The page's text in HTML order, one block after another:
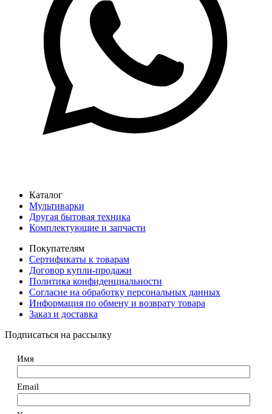
Каталог
Мультиварки
Другая бытовая техника
Комплектующие и запчасти
Покупателям
Сертификаты к товарам
Договор купли-продажи
Политика конфиденциальности
Согласие на обработку персональных данных
Информация по обмену и возврату товара
Заказ и доставка
Подписаться на рассылку
Имя
Email